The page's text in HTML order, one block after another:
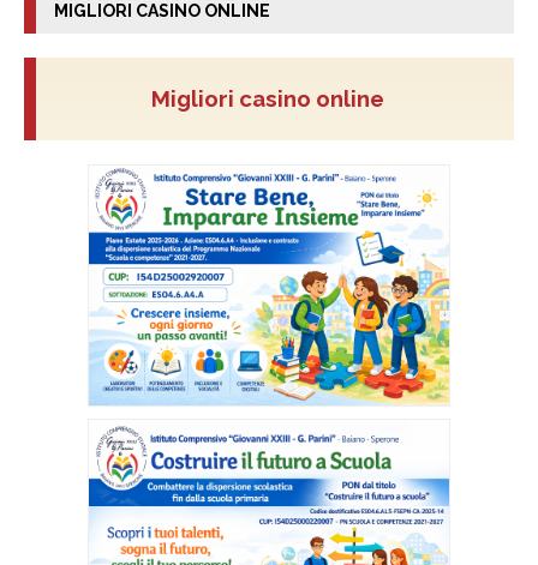
MIGLIORI CASINO ONLINE
Migliori casino online